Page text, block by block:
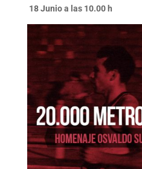
18 Junio a las 10.00 h